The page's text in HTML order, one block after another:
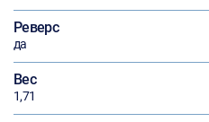
Реверс
да
Вес
1,71